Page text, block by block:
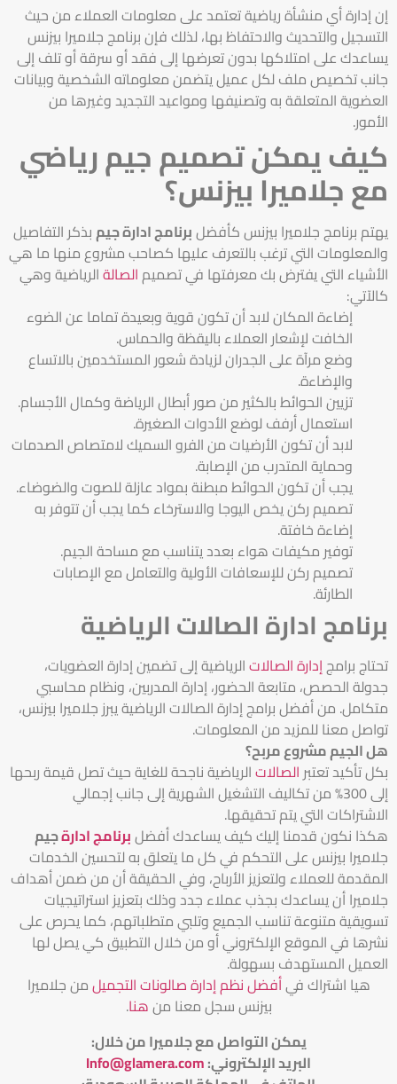
إن إدارة أي منشأة رياضية تعتمد على معلومات العملاء من حيث
التسجيل والتحديث والاحتفاظ بها، لذلك فإن برنامج جلاميرا بيزنس
يساعدك على امتلاكها بدون تعرضها إلى فقد أو سرقة أو تلف إلى
جانب تخصيص ملف لكل عميل يتضمن معلوماته الشخصية وبيانات
العضوية المتعلقة به وتصنيفها ومواعيد التجديد وغيرها من
الأمور.
كيف يمكن تصميم جيم رياضي
مع جلاميرا بيزنس؟
يهتم برنامج جلاميرا بيزنس كأفضلبرنامج ادارة جيمبذكر التفاصيل
والمعلومات التي ترغب بالتعرف عليها كصاحب مشروع منها ما هي
الأشياء التي يفترض بك معرفتها في تصميمالصالةالرياضية وهي
كالآتي:
إضاءة المكان لابد أن تكون قوية وبعيدة تماما عن الضوء
الخافت لإشعار العملاء باليقظة والحماس.
وضع مرآة على الجدران لزيادة شعور المستخدمين بالاتساع
والإضاءة.
تزيين الحوائط بالكثير من صور أبطال الرياضة وكمال الأجسام.
استعمال أرفف لوضع الأدوات الصغيرة.
لابد أن تكون الأرضيات من الفرو السميك لامتصاص الصدمات
وحماية المتدرب من الإصابة.
يجب أن تكون الحوائط مبطنة بمواد عازلة للصوت والضوضاء.
تصميم ركن يخص اليوجا والاسترخاء كما يجب أن تتوفر به
إضاءة خافتة.
توفير مكيفات هواء بعدد يتناسب مع مساحة الجيم.
تصميم ركن للإسعافات الأولية والتعامل مع الإصابات
الطارئة.
برنامج ادارة الصالات الرياضية
تحتاج برامجإدارة الصالاتالرياضية إلى تضمين إدارة العضويات،
جدولة الحصص، متابعة الحضور، إدارة المدربين، ونظام محاسبي
متكامل. من أفضل برامج إدارة الصالات الرياضية يبرز جلاميرا بيزنس،
تواصل معنا للمزيد من المعلومات.
هل الجيم مشروع مربح؟
بكل تأكيد تعتبر الصالاتالرياضية ناجحة للغاية حيث تصل قيمة ربحها
إلى 300% من تكاليف التشغيل الشهرية إلى جانب إجمالي
الاشتراكات التي يتم تحقيقها.
هكذا نكون قدمنا إليك كيف يساعدك أفضلبرنامج ادارةجيم
جلاميرا بيزنس على التحكم في كل ما يتعلق به لتحسين الخدمات
المقدمة للعملاء ولتعزيز الأرباح، وفي الحقيقة أن من ضمن أهداف
جلاميرا أن يساعدك بجذب عملاء جدد وذلك بتعزيز استراتيجيات
تسويقية متنوعة تناسب الجميع وتلبي متطلباتهم، كما يحرص على
نشرها في الموقع الإلكتروني أو من خلال التطبيق كي يصل لها
العميل المستهدف بسهولة.
هيا اشتراك فيأفضل نظم إدارة صالونات التجميلمن جلاميرا
بيزنس سجل معنا منهنا.
يمكن التواصل مع جلاميرا من خلال:
البريد الإلكتروني:
Info@glamera.com